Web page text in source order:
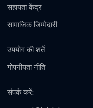
सहायता केंद्र
सामाजिक जिम्मेदारी
उपयोग की शर्तें
गोपनीयता नीति
संपर्क करें: